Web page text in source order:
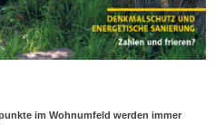
im Wohnumfeld werden immer